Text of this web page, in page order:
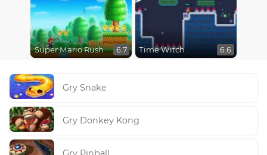
Super Mario Rush 6.7 Time Witch 6.6
Gry Snake
Gry Donkey Kong